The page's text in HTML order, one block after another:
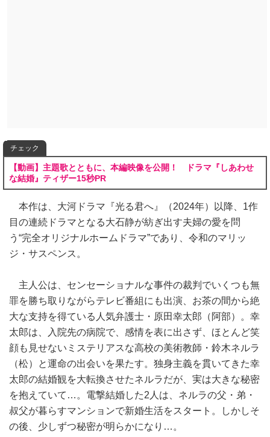
チェック
【動画】主題歌とともに、本編映像を公開！ ドラマ『しあわせ
な結婚』ティザー15秒PR
本作は、大河ドラマ『光る君へ』（2024年）以降、1作
目の連続ドラマとなる大石静が紡ぎ出す夫婦の愛を問
う“完全オリジナルホームドラマ”であり、令和のマリッ
ジ・サスペンス。
主人公は、センセーショナルな事件の裁判でいくつも無
罪を勝ち取りながらテレビ番組にも出演、お茶の間から絶
大な支持を得ている人気弁護士・原田幸太郎（阿部）。幸
太郎は、入院先の病院で、感情を表に出さず、ほとんど笑
顔も見せないミステリアスな高校の美術教師・鈴木ネルラ
（松）と運命の出会いを果たす。独身主義を貫いてきた幸
太郎の結婚観を大転換させたネルラだが、実は大きな秘密
を抱えていて…。電撃結婚した2人は、ネルラの父・弟・
叔父が暮らすマンションで新婚生活をスタート。しかしそ
の後、少しずつ秘密が明らかになり…。